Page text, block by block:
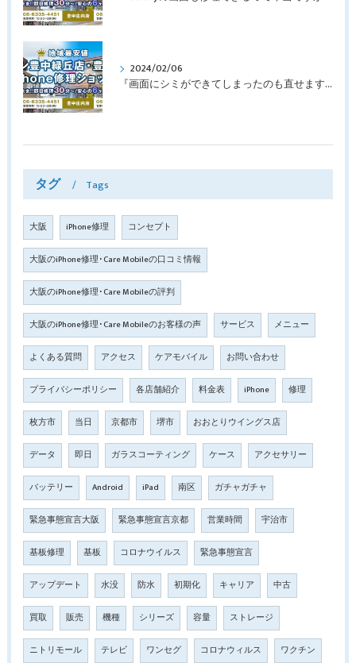
2024/02/06
『画面にシミができてしまったのも直せますか？』豊中市南桜塚より画面修理でご来店♪【iPhone11Pro】
タグ Tags
大阪 iPhone修理 コンセプト
大阪のiPhone修理･Care Mobileの口コミ情報
大阪のiPhone修理･Care Mobileの評判
大阪のiPhone修理･Care Mobileのお客様の声 サービス メニュー
よくある質問 アクセス ケアモバイル お問い合わせ
プライバシーポリシー 各店舗紹介 料金表 iPhone 修理
枚方市 当日 京都市 堺市 おおとりウイングス店
データ 即日 ガラスコーティング ケース アクセサリー
バッテリー Android iPad 南区 ガチャガチャ
緊急事態宣言大阪 緊急事態宣言京都 営業時間 宇治市
基板修理 基板 コロナウイルス 緊急事態宣言
アップデート 水没 防水 初期化 キャリア 中古
買取 販売 機種 シリーズ 容量 ストレージ
ニトリモール テレビ ワンセグ コロナウィルス ワクチン